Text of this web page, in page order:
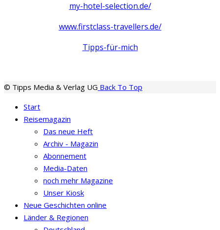
my-hotel-selection.de/
www.firstclass-travellers.de/
Tipps-für-mich
© Tipps Media & Verlag UG Back To Top
Start
Reisemagazin
Das neue Heft
Archiv - Magazin
Abonnement
Media-Daten
noch mehr Magazine
Unser Kiosk
Neue Geschichten online
Länder & Regionen